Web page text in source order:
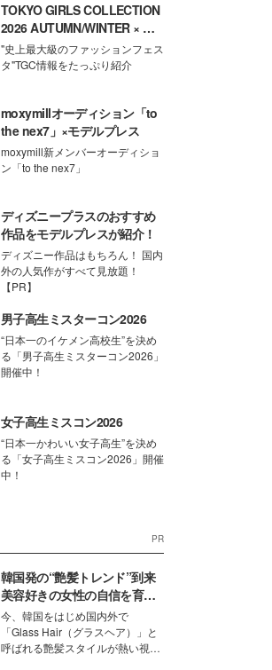
TOKYO GIRLS COLLECTION
2026 AUTUMN/WINTER × モ
デルプレス
"史上最大級のファッションフェス
タ"TGC情報をたっぷり紹介
moxymillオーディション「to
the nex7」×モデルプレス
moxymill新メンバーオーディショ
ン「to the nex7」
ディズニープラスのおすすめ
作品をモデルプレスが紹介！
ディズニー作品はもちろん！ 国内
外の人気作がすべて見放題！
【PR】
男子高生ミスターコン2026
“日本一のイケメン高校生”を決め
る「男子高生ミスターコン2026」
開催中！
女子高生ミスコン2026
“日本一かわいい女子高生”を決め
る「女子高生ミスコン2026」開催
中！
PR
韓国発の“艶髪トレンド”到来
美容好きの女性の自信を育む
「ヘアケア事情」って？
今、韓国をはじめ国内外で
「Glass Hair（グラスヘア）」と
呼ばれる艶髪スタイルが熱い視線